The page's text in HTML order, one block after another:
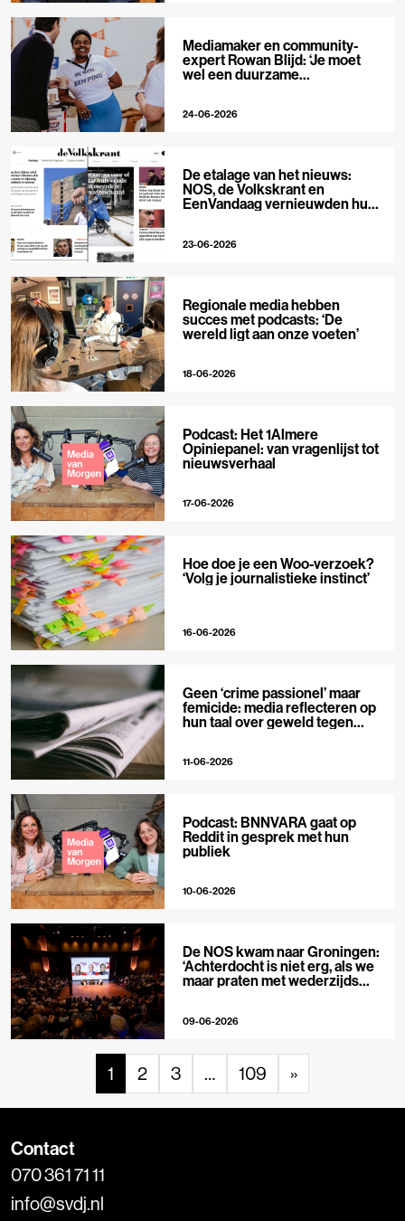
Mediamaker en community-
expert Rowan Blijd: ‘Je moet
wel een duurzame
24-06-2026
De etalage van het nieuws:
NOS, de Volkskrant en
EenVandaag vernieuwden hun
23-06-2026
Regionale media hebben
succes met podcasts: ‘De
wereld ligt aan onze voeten’
18-06-2026
Podcast: Het 1Almere
Opiniepanel: van vragenlijst tot
nieuwsverhaal
17-06-2026
Hoe doe je een Woo-verzoek?
‘Volg je journalistieke instinct’
16-06-2026
Geen ‘crime passionel’ maar
femicide: media reflecteren op
hun taal over geweld tegen
11-06-2026
Podcast: BNNVARA gaat op
Reddit in gesprek met hun
publiek
10-06-2026
De NOS kwam naar Groningen:
‘Achterdocht is niet erg, als we
maar praten met wederzijds
09-06-2026
1 2 3 … 109 »
Contact
070 361 71 11
info@svdj.nl